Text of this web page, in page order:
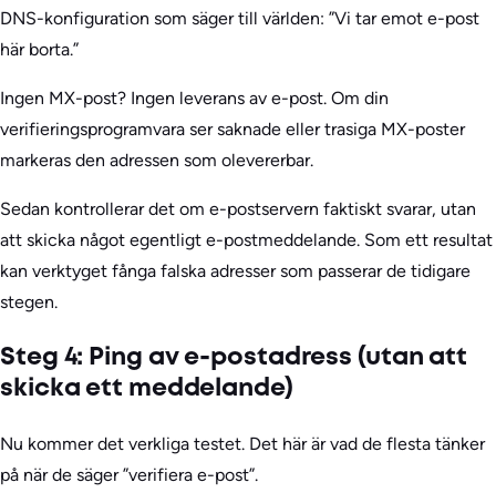
DNS-konfiguration som säger till världen: ”Vi tar emot e-post
här borta.”
Ingen MX-post? Ingen leverans av e-post. Om din
verifieringsprogramvara ser saknade eller trasiga MX-poster
markeras den adressen som olevererbar.
Sedan kontrollerar det om e-postservern faktiskt svarar, utan
att skicka något egentligt e-postmeddelande. Som ett resultat
kan verktyget fånga falska adresser som passerar de tidigare
stegen.
Steg 4: Ping av e-postadress (utan att
skicka ett meddelande)
Nu kommer det verkliga testet. Det här är vad de flesta tänker
på när de säger ”verifiera e-post”.